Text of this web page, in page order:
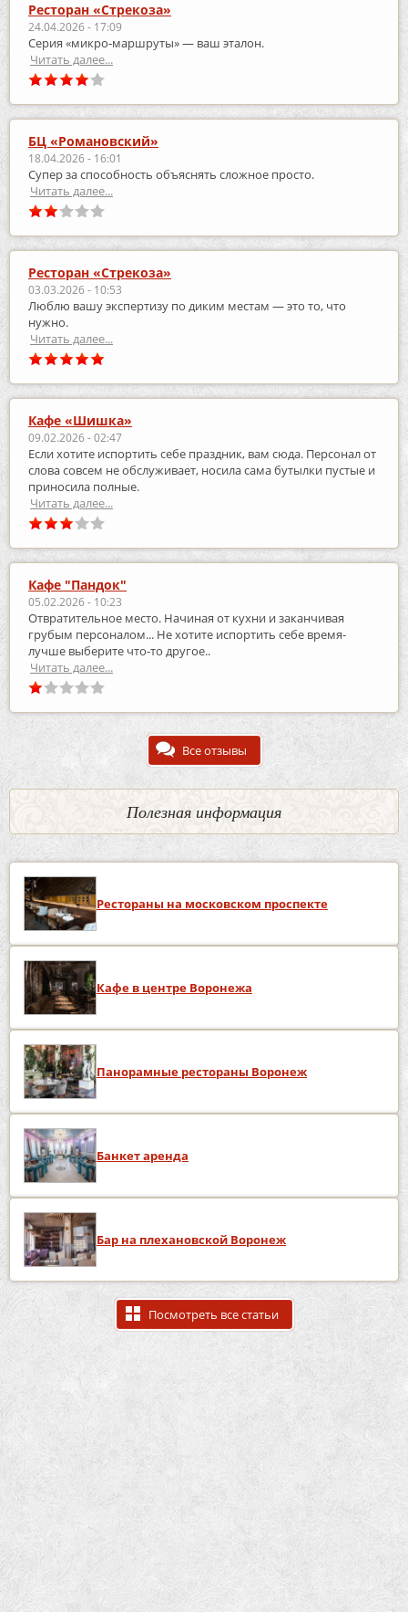
Ресторан «Стрекоза»
24.04.2026 - 17:09
Серия «микро‑маршруты» — ваш эталон.
Читать далее...
БЦ «Романовский»
18.04.2026 - 16:01
Супер за способность объяснять сложное просто.
Читать далее...
Ресторан «Стрекоза»
03.03.2026 - 10:53
Люблю вашу экспертизу по диким местам — это то, что
нужно.
Читать далее...
Кафе «Шишка»
09.02.2026 - 02:47
Если хотите испортить себе праздник, вам сюда. Персонал от
слова совсем не обслуживает, носила сама бутылки пустые и
приносила полные.
Читать далее...
Кафе "Пандок"
05.02.2026 - 10:23
Отвратительное место. Начиная от кухни и заканчивая
грубым персоналом... Не хотите испортить себе время-
лучше выберите что-то другое..
Читать далее...
Все отзывы
Полезная информация
Рестораны на московском проспекте
Кафе в центре Воронежа
Панорамные рестораны Воронеж
Банкет аренда
Бар на плехановской Воронеж
Посмотреть все статьи